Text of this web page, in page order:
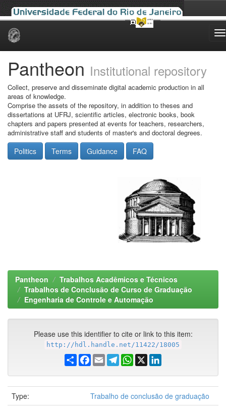
Skip
Pantheon Institutional repository
Collect, preserve and disseminate digital academic production in all
areas of knowledge.
Comprise the assets of the repository, in addition to theses and
dissertations at UFRJ, scientific articles, electronic books, book
chapters and papers presented at events for teachers, researchers,
administrative staff and students of master's and doctoral degrees.
Politics Terms Guidance FAQ
Pantheon
Trabalhos Acadêmicos e Técnicos
Trabalhos de Conclusão de Curso de Graduação
Engenharia de Controle e Automação
Please use this identifier to cite or link to this item:
http://hdl.handle.net/11422/18005
ShareFacebook
EmailTelegramWhatsApp
X
Type:
Trabalho de conclusão de graduação